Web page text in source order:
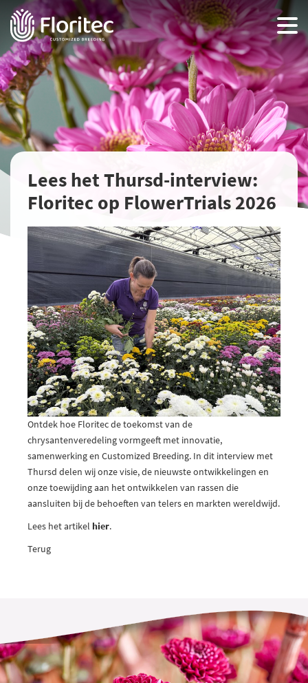
Lees het Thursd-interview:
Floritec op FlowerTrials 2026
Ontdek hoe Floritec de toekomst van de
chrysantenveredeling vormgeeft met innovatie,
samenwerking en Customized Breeding. In dit interview met
Thursd delen wij onze visie, de nieuwste ontwikkelingen en
onze toewijding aan het ontwikkelen van rassen die
aansluiten bij de behoeften van telers en markten wereldwijd.
Lees het artikel hier.
Terug